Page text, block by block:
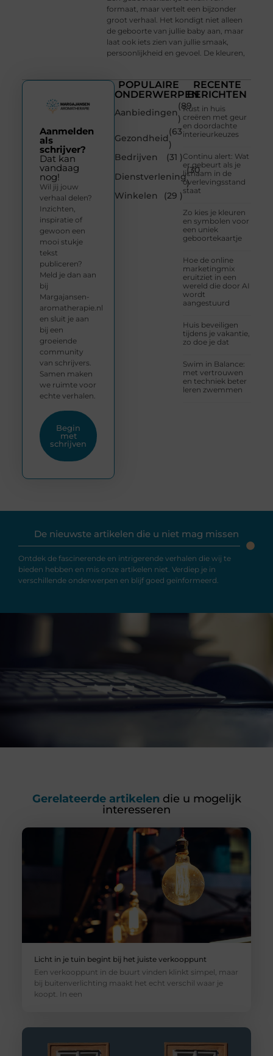
formaat, maar vertelt een bijzonder
groot verhaal. Het kondigt niet alleen
de geboorte van jullie baby aan, maar
laat ook iets zien van jullie smaak,
persoonlijkheid en gevoel. De kleuren,
POPULAIRE
ONDERWERPEN
Aanbiedingen
(89
)
Gezondheid
(63
)
Bedrijven
(31 )
Dienstverlening
(30
)
Winkelen
(29 )
RECENTE
BERICHTEN
Rust in huis
creëren met geur
en doordachte
interieurkeuzes
Continu alert: Wat
er gebeurt als je
lichaam in de
overlevingsstand
staat
Zo kies je kleuren
en symbolen voor
een uniek
geboortekaartje
Hoe de online
marketingmix
eruitziet in een
wereld die door AI
wordt
aangestuurd
Huis beveiligen
tijdens je vakantie,
zo doe je dat
Swim in Balance:
met vertrouwen
en techniek beter
leren zwemmen
Aanmelden
als
schrijver?
Dat kan
vandaag
nog!
Wil jij jouw
verhaal delen?
Inzichten,
inspiratie of
gewoon een
mooi stukje
tekst
publiceren?
Meld je dan aan
bij
Margajansen-
aromatherapie.nl
en sluit je aan
bij een
groeiende
community
van schrijvers.
Samen maken
we ruimte voor
echte verhalen.
Begin
met
schrijven
De nieuwste artikelen die u niet mag missen
Ontdek de fascinerende en intrigerende verhalen die wij te
bieden hebben en mis onze artikelen niet. Verdiep je in
verschillende onderwerpen en blijf goed geïnformeerd.
Gerelateerde artikelen die u mogelijk
interesseren
Licht in je tuin begint bij het juiste verkooppunt
Een verkooppunt in de buurt vinden klinkt simpel, maar
bij buitenverlichting maakt het echt verschil waar je
koopt. In een